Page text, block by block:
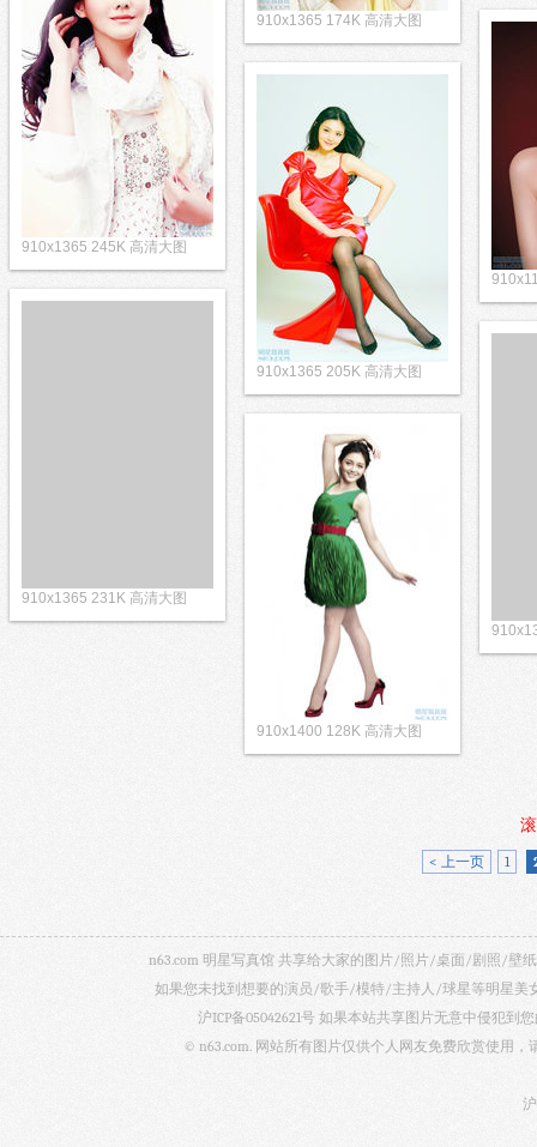
910x1365 174K 高清大图
910x1365 245K 高清大图
910x1365 205K 高清大图
910x1365 231K 高清大图
910x1400 128K 高清大图
< 上一页 1
n63.com 明星写真馆 共享给大家的图片/照片/桌面/剧照/壁
如果您未找到想要的演员/歌手/模特/主持人/球星等明星美
沪ICP备05042621号 如果本站共享图片无意中侵犯到
© n63.com. 网站所有图片仅供个人网友免费欣赏使用